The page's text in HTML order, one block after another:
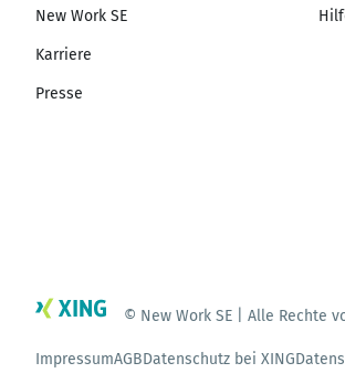
New Work SE
Karriere
Presse
© New Work SE | Alle Rechte
ImpressumAGBDatenschutz bei XING